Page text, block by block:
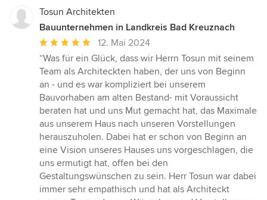
Tosun Architekten
Bauunternehmen in Landkreis Bad Kreuznach
Durchschnittliche
Bewertung:
5
von
5
Sternen
12. Mai 2024
“Was für ein Glück, dass wir Herrn Tosun mit seinem
Team als Architeckten haben, der uns von Beginn
an - und es war kompliziert bei unserem
Bauvorhaben am alten Bestand- mit Voraussicht
beraten hat und uns Mut gemacht hat, das Maximale
aus unserem Haus nach unseren Vorstellungen
herauszuholen. Dabei hat er schon von Beginn an
eine Vision unseres Hauses uns vorgeschlagen, die
uns ermutigt hat, offen bei den
Gestaltungswünschen zu sein. Herr Tosun war dabei
immer sehr empathisch und hat als Architeckt